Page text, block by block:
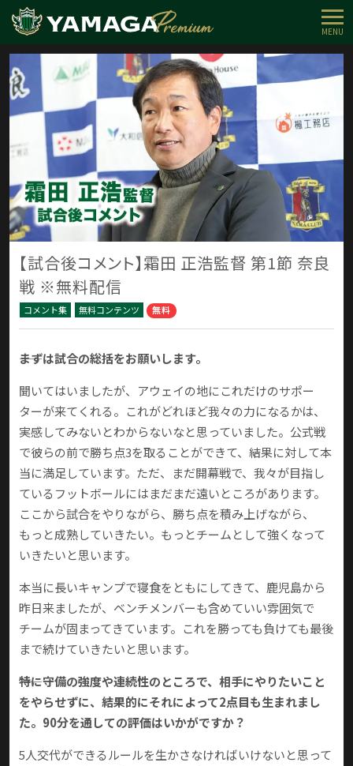
MENU
【試合後コメント】霜田 正浩監督 第1節 奈良
戦 ※無料配信
コメント集 無料コンテンツ 無料
――まずは試合の総括をお願いします。
聞いてはいましたが、アウェイの地にこれだけのサポー
ターが来てくれる。これがどれほど我々の力になるかは、
実感してみないとわからないなと思っていました。公式戦
で彼らの前で勝ち点3を取ることができて、結果に対して本
当に満足しています。ただ、まだ開幕戦で、我々が目指し
ているフットボールにはまだまだ遠いところがあります。
ここから試合をやりながら、勝ち点を積み上げながら、
もっと成熟していきたい。もっとチームとして強くなって
いきたいと思います。
本当に長いキャンプで寝食をともにしてきて、鹿児島から
昨日来ましたが、ベンチメンバーも含めていい雰囲気で
チームが固まってきています。これを勝っても負けても最後
まで続けていきたいと思います。
――特に守備の強度や連続性のところで、相手にやりたいこと
をやらせずに、結果的にそれによって2点目も生まれまし
た。90分を通しての評価はいかがですか？
5人交代ができるルールを生かさなければいけないと思って